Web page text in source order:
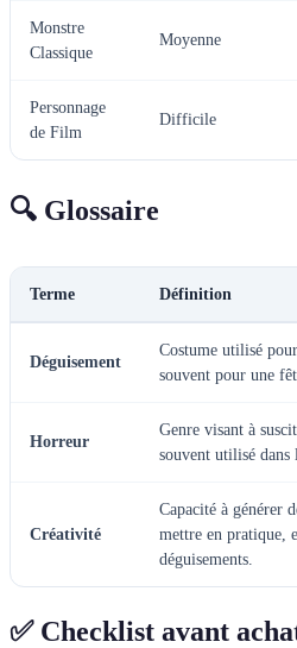
Monstre
Classique
Moyenne
Personnage
de Film
Difficile
🔍 Glossaire
Terme Définition
Déguisement
Costume utilisé
souvent pour une
Horreur
Genre visant à
souvent utilisé dans
Créativité
Capacité à générer
mettre en pratique,
déguisements.
✅ Checklist avant